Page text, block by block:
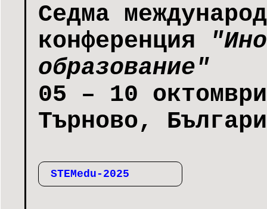
Седма
конференция
образование"
05 – 10
Търново,
STEMedu-2025